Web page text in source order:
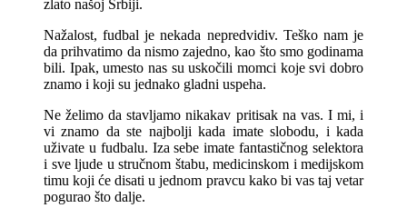
zlato našoj Srbiji.
Nažalost, fudbal je nekada nepredvidiv. Teško nam je
da prihvatimo da nismo zajedno, kao što smo godinama
bili. Ipak, umesto nas su uskočili momci koje svi dobro
znamo i koji su jednako gladni uspeha.
Ne želimo da stavljamo nikakav pritisak na vas. I mi, i
vi znamo da ste najbolji kada imate slobodu, i kada
uživate u fudbalu. Iza sebe imate fantastičnog selektora
i sve ljude u stručnom štabu, medicinskom i medijskom
timu koji će disati u jednom pravcu kako bi vas taj vetar
pogurao što dalje.